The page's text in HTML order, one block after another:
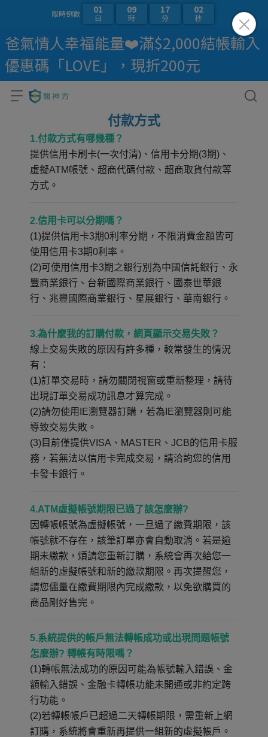
限時倒數 01
日
09
時
17
分
01
秒
爸氣情人幸福能量❤️滿$2,000結帳輸入
優惠碼「LOVE」，現折200元
付款方式
1.付款方式有哪幾種？
提供信用卡刷卡(一次付清)、信用卡分期(3期)、
虛擬ATM帳號、超商代碼付款、超商取貨付款等
方式。
2.信用卡可以分期嗎？
(1)提供信用卡3期0利率分期，不限消費金額皆可
使用信用卡3期0利率。
(2)可使用信用卡3期之銀行別為中國信託銀行、永
豐商業銀行、台新國際商業銀行、國泰世華銀
行、兆豐國際商業銀行、星展銀行、華南銀行。
3.為什麼我的訂購付款，網頁顯示交易失敗？
線上交易失敗的原因有許多種，較常發生的情況
有：
(1)訂單交易時，請勿關閉視窗或重新整理，請待
出現訂單交易成功訊息才算完成。
(2)請勿使用IE瀏覽器訂購，若為IE瀏覽器則可能
導致交易失敗。
(3)目前僅提供VISA、MASTER、JCB的信用卡服
務，若無法以信用卡完成交易，請洽詢您的信用
卡發卡銀行。
4.ATM虛擬帳號期限已過了該怎麼辦?
因轉帳帳號為虛擬帳號，一旦過了繳費期限，該
帳號就不存在，該筆訂單亦會自動取消。若是逾
期未繳款，煩請您重新訂購，系統會再次給您一
組新的虛擬帳號和新的繳款期限。再次提醒您，
請您儘量在繳費期限內完成繳款，以免欲購買的
商品剛好售完。
5.系統提供的帳戶無法轉帳成功或出現問題帳號
怎麼辦? 轉帳有時限嗎？
(1)轉帳無法成功的原因可能為帳號輸入錯誤、金
額輸入錯誤、金融卡轉帳功能未開通或非約定跨
行功能。
(2)若轉帳帳戶已超過二天轉帳期限，需重新上網
訂購，系統將會重新再提供一組新的虛擬帳戶。